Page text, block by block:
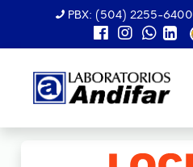
PBX: (504) 2255-6400